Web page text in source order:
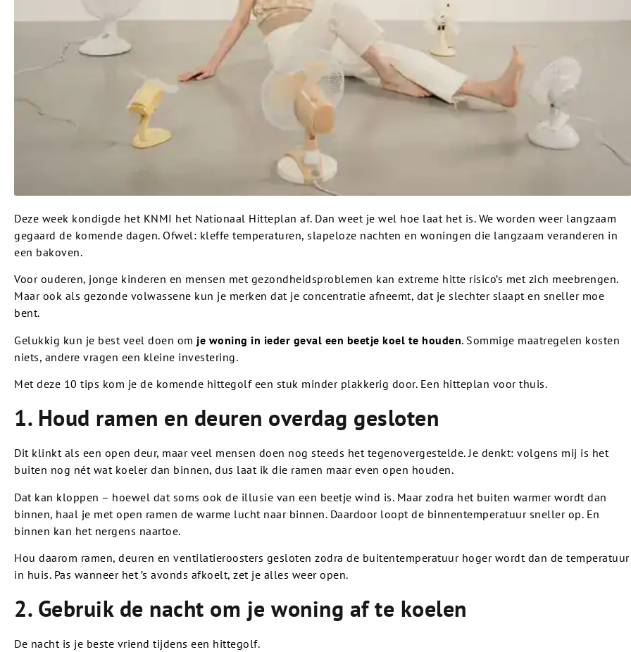
Deze week kondigde het KNMI het Nationaal Hitteplan af. Dan weet je wel hoe laat het is. We worden weer langzaam
gegaard de komende dagen. Ofwel: kleffe temperaturen, slapeloze nachten en woningen die langzaam veranderen in
een bakoven.
Voor ouderen, jonge kinderen en mensen met gezondheidsproblemen kan extreme hitte risico’s met zich meebrengen.
Maar ook als gezonde volwassene kun je merken dat je concentratie afneemt, dat je slechter slaapt en sneller moe
bent.
Gelukkig kun je best veel doen om je woning in ieder geval een beetje koel te houden. Sommige maatregelen kosten
niets, andere vragen een kleine investering.
Met deze 10 tips kom je de komende hittegolf een stuk minder plakkerig door. Een hitteplan voor thuis.
1. Houd ramen en deuren overdag gesloten
Dit klinkt als een open deur, maar veel mensen doen nog steeds het tegenovergestelde. Je denkt: volgens mij is het
buiten nog nét wat koeler dan binnen, dus laat ik die ramen maar even open houden.
Dat kan kloppen – hoewel dat soms ook de illusie van een beetje wind is. Maar zodra het buiten warmer wordt dan
binnen, haal je met open ramen de warme lucht naar binnen. Daardoor loopt de binnentemperatuur sneller op. En
binnen kan het nergens naartoe.
Hou daarom ramen, deuren en ventilatieroosters gesloten zodra de buitentemperatuur hoger wordt dan de temperatuur
in huis. Pas wanneer het ’s avonds afkoelt, zet je alles weer open.
2. Gebruik de nacht om je woning af te koelen
De nacht is je beste vriend tijdens een hittegolf.